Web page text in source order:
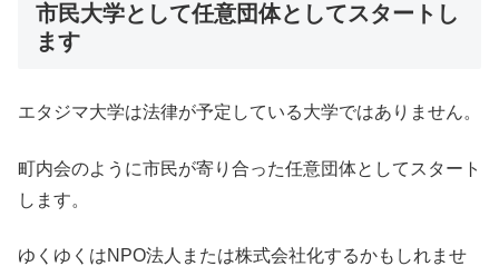
市民大学として任意団体としてスタートし
ます
エタジマ大学は法律が予定している大学ではありません。
町内会のように市民が寄り合った任意団体としてスタート
します。
ゆくゆくはNPO法人または株式会社化するかもしれませ